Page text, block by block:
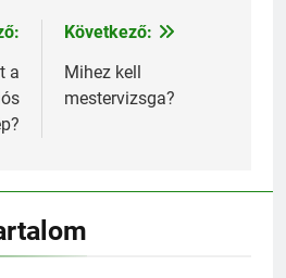
a
Következő:
Mihez kell
mestervizsga?